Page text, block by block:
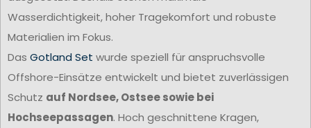
Wasserdichtigkeit, hoher Tragekomfort und robuste
Materialien im Fokus.
Das Gotland Set wurde speziell für anspruchsvolle
Offshore-Einsätze entwickelt und bietet zuverlässigen
Schutz auf Nordsee, Ostsee sowie bei
Hochseepassagen. Hoch geschnittene Kragen,